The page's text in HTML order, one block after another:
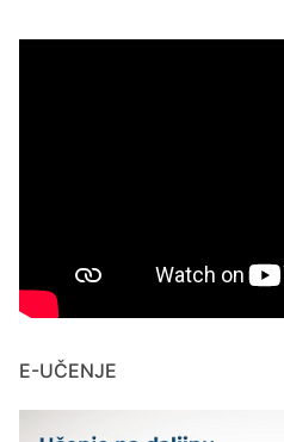
E-UČENJE